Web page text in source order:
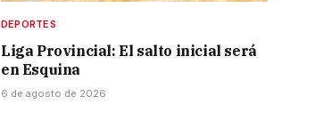
DEPORTES
Liga Provincial: El salto inicial será
en Esquina
6 de agosto de 2026